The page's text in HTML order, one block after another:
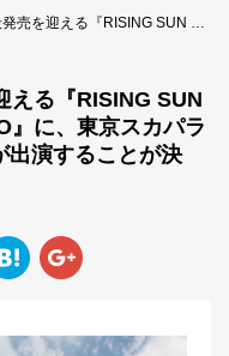
in EZO』に、東京スカパラダイスオーケストラとGotchが出演することが決定！
える『RISING SUN
』に、東京スカパラ
出演することが決